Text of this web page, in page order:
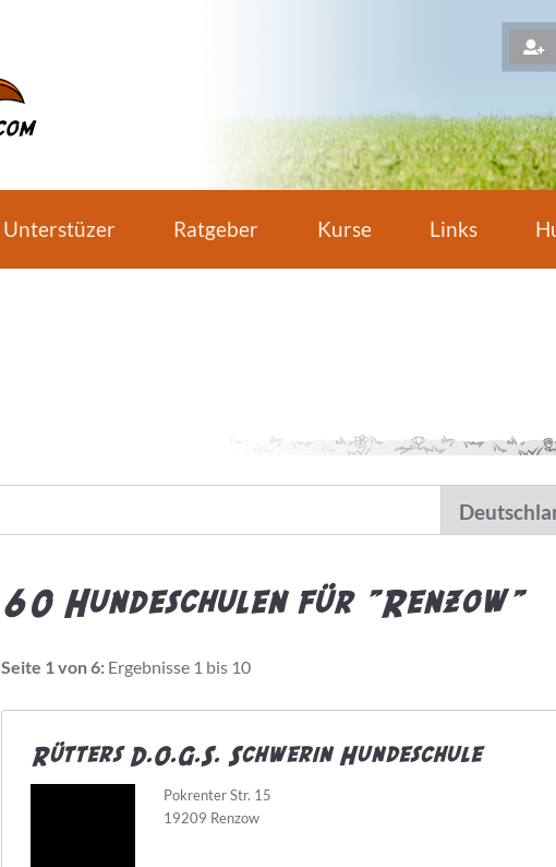
Unterstüzer Ratgeber Kurse Links
60 Hundeschulen für "Renzow"
Seite 1 von 6: Ergebnisse 1 bis 10
Rütters D.O.G.S. Schwerin Hundeschule
Pokrenter Str. 15
19209 Renzow